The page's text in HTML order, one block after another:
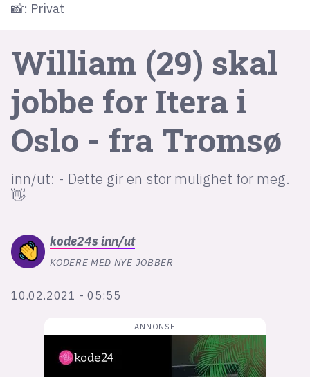
📸: Privat
William (29) skal
jobbe for Itera i
Oslo - fra Tromsø
inn/ut: - Dette gir en stor mulighet for meg.
👋
kode24s inn/ut
KODERE MED NYE JOBBER
10.02.2021 - 05:55
lys modus
nyhetsbrev
kode24-klubben
Bluesky
annonseguide
suksesshistorier